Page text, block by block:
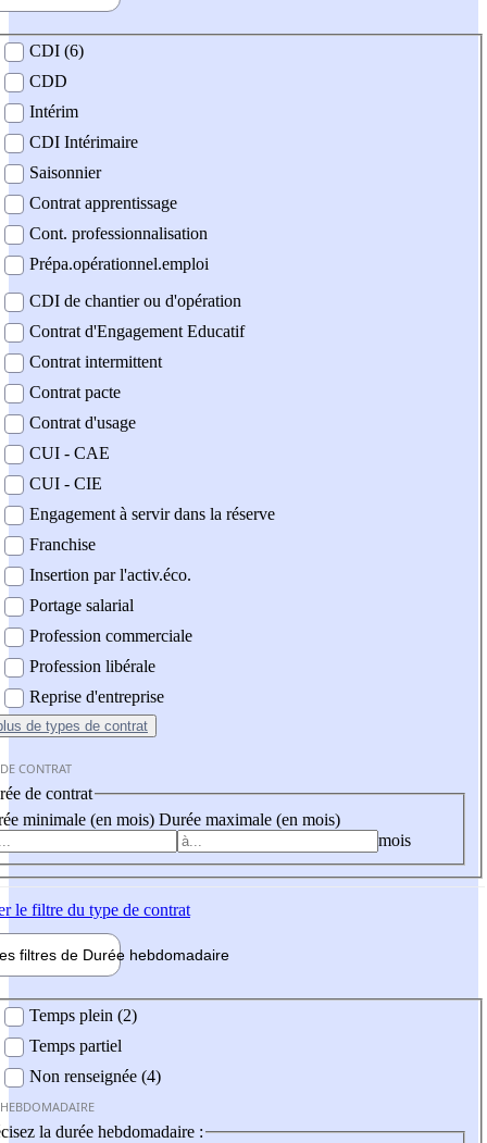
contrat
CDI (6)
CDD
Intérim
CDI Intérimaire
Saisonnier
Contrat apprentissage
Cont. professionnalisation
Prépa.opérationnel.emploi
CDI de chantier ou d'opération
Contrat d'Engagement Educatif
Contrat intermittent
Contrat pacte
Contrat d'usage
CUI - CAE
CUI - CIE
Engagement à servir dans la réserve
Franchise
Insertion par l'activ.éco.
Portage salarial
Profession commerciale
Profession libérale
Reprise d'entreprise
de types de contrat
CONTRAT
de contrat
minimale (en mois) Durée maximale (en mois)
mois
le filtre du type de contrat
filtres de Durée hebdomadaire
Temps plein (2)
Temps partiel
Non renseignée (4)
la durée hebdomadaire :